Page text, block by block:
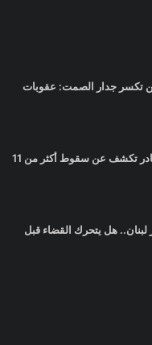
تكسر جدار الصمت: عقوبات
مجزرة في الجنوب: مصادر تكشف عن سقوط أكثر من 11
لبنان.. هل يتحرك القضاء قبل